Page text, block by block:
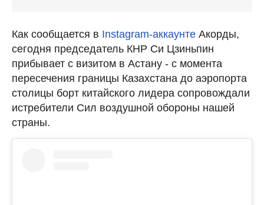
Как сообщается в Instagram-аккаунте Акорды,
сегодня председатель КНР Си Цзиньпин
прибывает с визитом в Астану - с момента
пересечения границы Казахстана до аэропорта
столицы борт китайского лидера сопровождали
истребители Сил воздушной обороны нашей
страны.